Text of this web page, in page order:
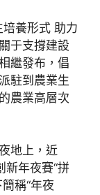
養形式 助力
于支撐建設
繼發布，倡
駐到農業生
農業高層次
地上，近
新年夜賽“拼
稱“年夜